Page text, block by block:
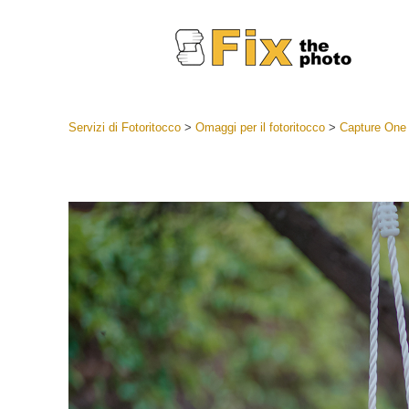
Servizi
Collezioni
Migliori
Deal
Servizi di Fotoritocco> Omaggi per il fotoritocco> Capture